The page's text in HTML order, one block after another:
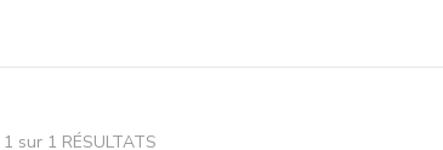
sur 1 RÉSULTATS